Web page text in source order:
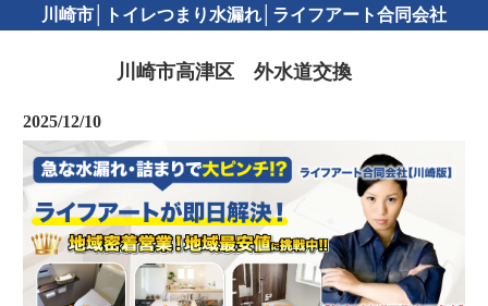
川崎市│トイレつまり水漏れ│ライフアート合同会社
川崎市高津区 外水道交換
2025/12/10